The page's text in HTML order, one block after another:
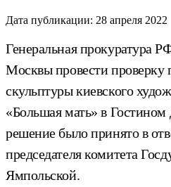
Дата публикации: 28 апреля 2022
Генеральная прокуратура
Москвы провести проверку
скульптуры киевского
«Большая мать» в Гостином
решение было принято в
председателя комитета
Ямпольской.